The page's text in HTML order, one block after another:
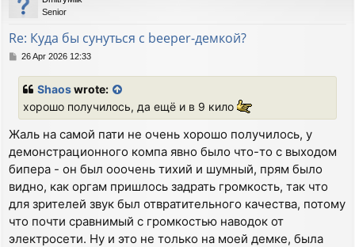
Senior
Re: Куда бы сунуться с beeper-демкой?
P26 Apr 2026 12:33
Shaoswrote:
хорошо получилось, да ещё и в 9 кило
Жаль на самой пати не очень хорошо получилось, у
демонстрационного компа явно было что-то с выходом
бипера - он был ооочень тихий и шумный, прям было
видно, как оргам пришлось задрать громкость, так что
для зрителей звук был отвратительного качества, потому
что почти сравнимый с громкостью наводок от
электросети. Ну и это не только на моей демке, была